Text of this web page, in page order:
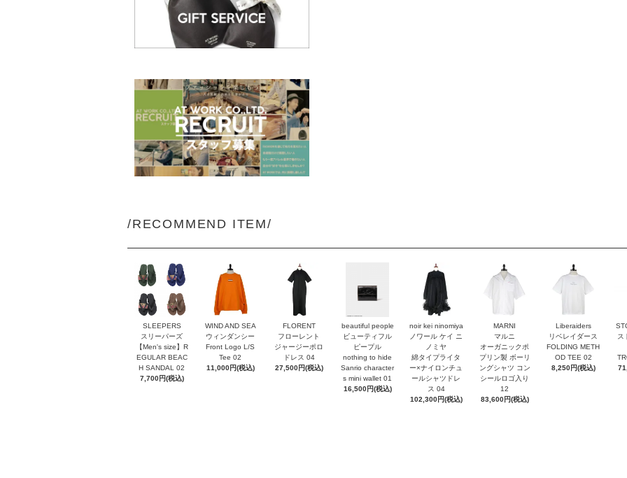
/RECOMMEND ITEM/
SLEEPERS
スリーパーズ
【Men's size】R
EGULAR BEAC
H SANDAL 02
7,700円(税込)
WIND AND SEA
ウィンダンシー
Front Logo L/S
Tee 02
11,000円(税込)
FLORENT
フローレント
ジャージーポロ
ドレス 04
27,500円(税込)
beautiful people
ビューティフル
ピープル
nothing to hide
Sanrio character
s mini wallet⁠ 01
16,500円(税込)
noir kei ninomiya
ノワール ケイ ニ
ノミヤ
綿タイプライタ
ー×ナイロンチュ
ールシャツドレ
ス 04
102,300円(税込)
MARNI
マルニ
オーガニックポ
プリン製 ボーリ
ングシャツ コン
シールロゴ入り
12
83,600円(税込)
Liberaiders
リベレイダース
FOLDING METH
OD TEE 02
8,250円(税込)
ス